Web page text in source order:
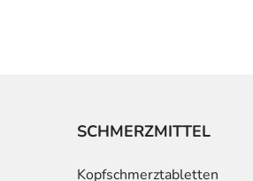
SCHMERZMITTEL
Kopfschmerztabletten